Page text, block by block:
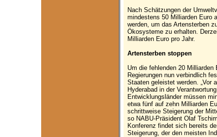
Nach Schätzungen der
mindestens 50 Milliarden Euro
werden, um das Artensterben
Ökosysteme zu erhalten.
Milliarden Euro pro Jahr.
Artensterben stoppen
Um die fehlenden 20
Regierungen nun verbindlich
Staaten geleistet werden. „Vor
Hyderabad in der
Entwicklungsländer müssen
etwa fünf auf zehn Milliarden
schrittweise Steigerung der
so NABU-Präsident Olaf
Konferenz findet sich bereits
Steigerung, der den meisten